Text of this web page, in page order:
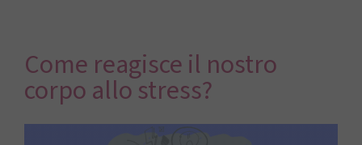
Come reagisce il nostro
corpo allo stress?